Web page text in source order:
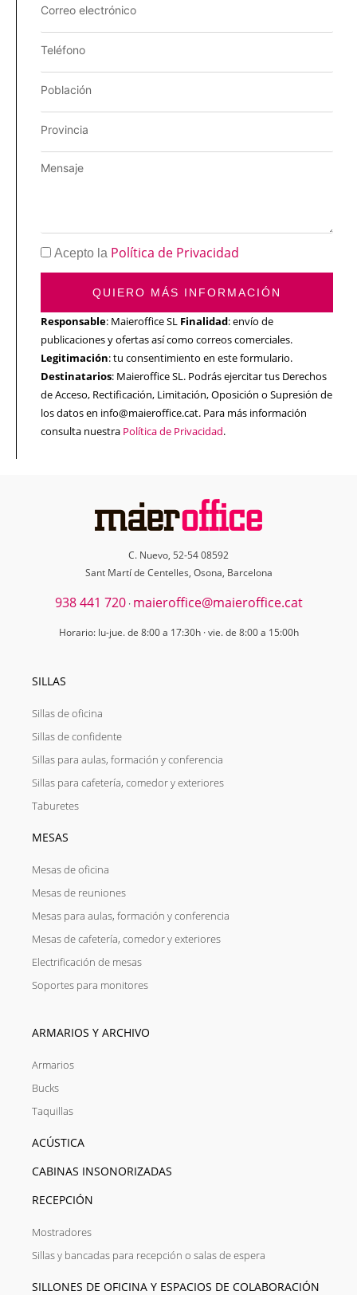
Acepto la Política de Privacidad
QUIERO MÁS INFORMACIÓN
Responsable: Maieroffice SL Finalidad: envío de
publicaciones y ofertas así como correos comerciales.
Legitimación: tu consentimiento en este formulario.
Destinatarios: Maieroffice SL. Podrás ejercitar tus Derechos
de Acceso, Rectificación, Limitación, Oposición o Supresión de
los datos en info@maieroffice.cat. Para más información
consulta nuestra Política de Privacidad.
C. Nuevo, 52-54 08592
Sant Martí de Centelles, Osona, Barcelona
938 441 720· maieroffice@maieroffice.cat
Horario: lu-jue. de 8:00 a 17:30h · vie. de 8:00 a 15:00h
SILLAS
Sillas de oficina
Sillas de confidente
Sillas para aulas, formación y conferencia
Sillas para cafetería, comedor y exteriores
Taburetes
MESAS
Mesas de oficina
Mesas de reuniones
Mesas para aulas, formación y conferencia
Mesas de cafetería, comedor y exteriores
Electrificación de mesas
Soportes para monitores
ARMARIOS Y ARCHIVO
Armarios
Bucks
Taquillas
ACÚSTICA
CABINAS INSONORIZADAS
RECEPCIÓN
Mostradores
Sillas y bancadas para recepción o salas de espera
SILLONES DE OFICINA Y ESPACIOS DE COLABORACIÓN